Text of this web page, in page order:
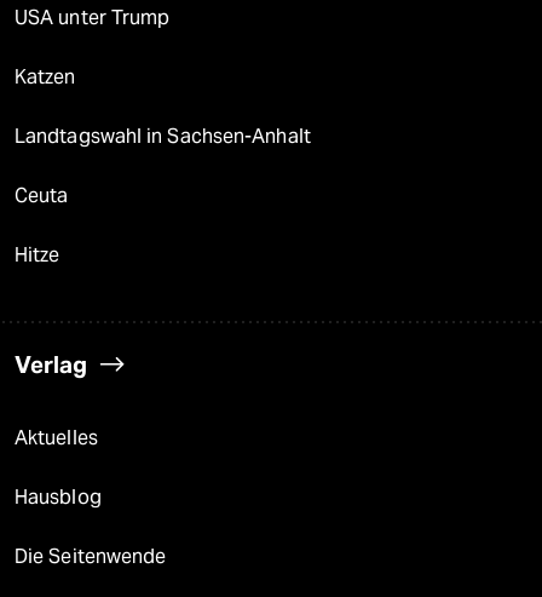
USA unter Trump
Katzen
Landtagswahl in Sachsen-Anhalt
Ceuta
Hitze
Verlag
Aktuelles
Hausblog
Die Seitenwende